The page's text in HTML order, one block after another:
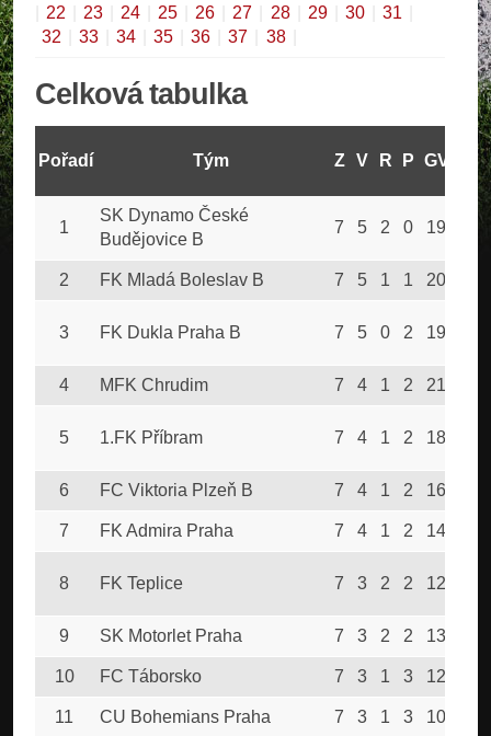
22 23 24 25 26 27 28 29 30 31
32
33 34 35 36 37 38
Celková tabulka
Pořadí Tým Z V R P GV GO
1
SK Dynamo České
Budějovice B
7 5 2 0 19
2 FK Mladá Boleslav B 7 5 1 1 20
3 FK Dukla Praha B 7 5 0 2 19
4 MFK Chrudim 7 4 1 2 21
5 1.FK Příbram 7 4 1 2 18
6 FC Viktoria Plzeň B 7 4 1 2 16
7 FK Admira Praha 7 4 1 2 14
8 FK Teplice 7 3 2 2 12
9 SK Motorlet Praha 7 3 2 2 13
10 FC Táborsko 7 3 1 3 12
11 CU Bohemians Praha 7 3 1 3 10